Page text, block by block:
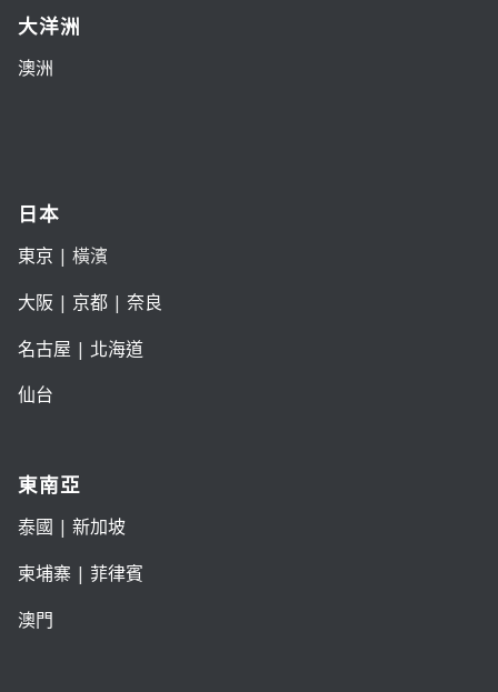
大洋洲
澳洲
日本
東京 | 橫濱
大阪 | 京都| 奈良
名古屋 | 北海道
仙台
東南亞
泰國 | 新加坡
柬埔寨 | 菲律賓
澳門